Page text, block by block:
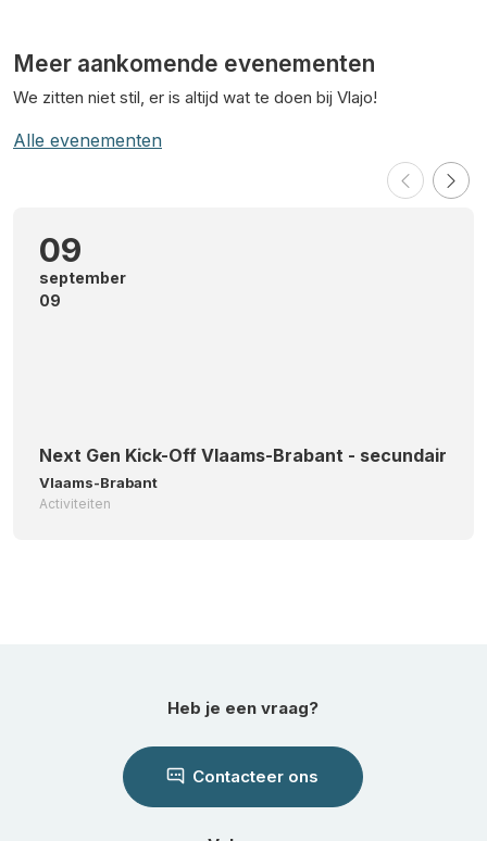
Meer aankomende evenementen
We zitten niet stil, er is altijd wat te doen bij Vlajo!
Alle evenementen
09
september
09
Next Gen Kick-Off Vlaams-Brabant - secundair
Vlaams-Brabant
Activiteiten
Heb je een vraag?
Contacteer ons